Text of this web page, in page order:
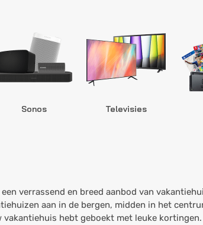
Sonos Televisies
een verrassend en breed aanbod van
aan in de bergen, midden in het
hebt geboekt met leuke